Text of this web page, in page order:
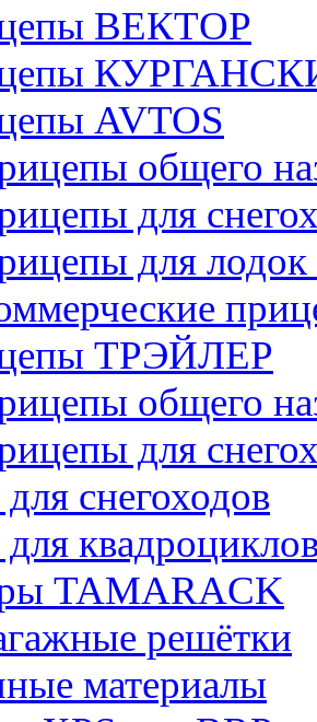
ВЕКТОР
AVTOS
общего
для
для лодок
ТРЭЙЛЕР
общего
для
снегоходов
TAMARACK
решётки
материалы